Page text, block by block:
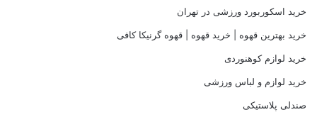
خرید اسکوربورد ورزشی در تهران
خرید بهترین قهوه | خرید قهوه | قهوه گرنیکا کافی
خرید لوازم کوهنوردی
خرید لوازم و لباس ورزشی
صندلی پلاستیکی